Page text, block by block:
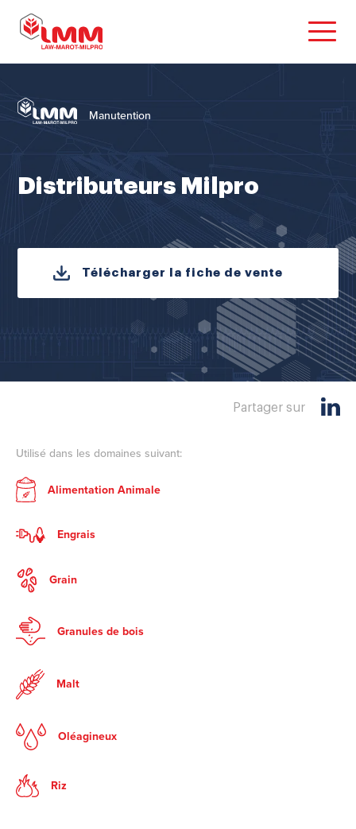
Manutention
Distributeurs Milpro
Télécharger la fiche de vente
Partager sur
Utilisé dans les domaines suivant:
Alimentation Animale
Engrais
Grain
Granules de bois
Malt
Oléagineux
Riz